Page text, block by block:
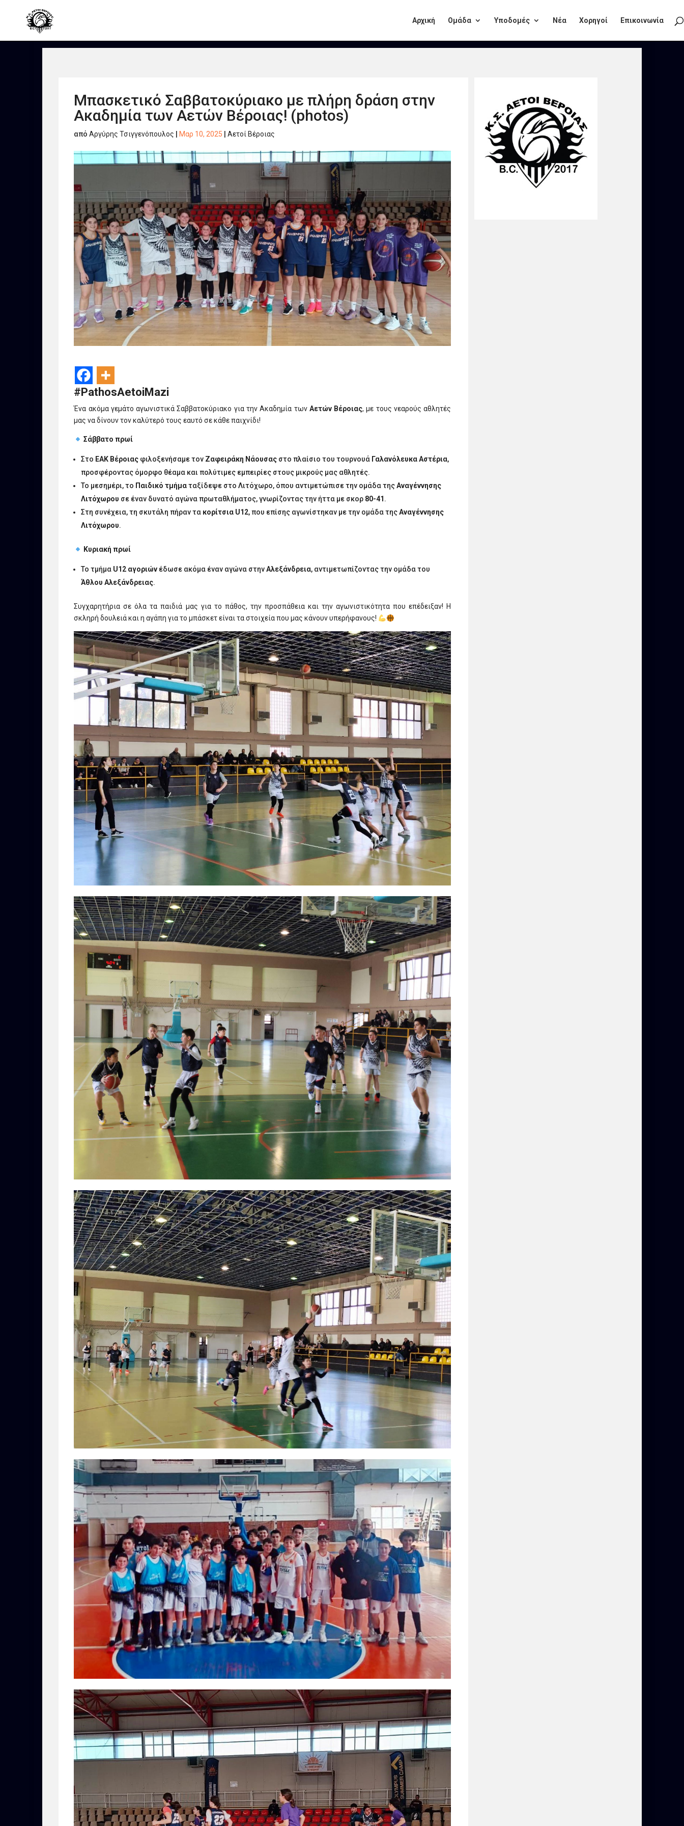
Αρχική Ομάδα Υποδομές Νέα Χορηγοί Επικοινωνία
Μπασκετικό Σαββατοκύριακο με πλήρη δράση στην
Ακαδημία των Αετών Βέροιας! (photos)
απόΑργύρης Τσιγγενόπουλος Μαρ 10, 2025 |Αετοί Βέροιας
#PathosAetoiMazi
Ένα ακόμα γεμάτο αγωνιστικά Σαββατοκύριακο για την Ακαδημία των Αετών Βέροιας, με τους νεαρούς αθλητές
μας να δίνουν τον καλύτερό τους εαυτό σε κάθε παιχνίδι!
Σάββατο πρωί
Στο ΕΑΚ Βέροιας φιλοξενήσαμε τον Ζαφειράκη Νάουσας στο πλαίσιο του τουρνουά Γαλανόλευκα Αστέρια,
προσφέροντας όμορφο θέαμα και πολύτιμες εμπειρίες στους μικρούς μας αθλητές.
Το μεσημέρι, το Παιδικό τμήματαξίδεψε στο Λιτόχωρο, όπου αντιμετώπισε την ομάδα τηςΑναγέννησης
Λιτόχωρου σε έναν δυνατό αγώνα πρωταθλήματος, γνωρίζοντας την ήττα με σκορ 80-41.
Στη συνέχεια, τη σκυτάλη πήραν τα κορίτσια U12, που επίσης αγωνίστηκαν με την ομάδα τηςΑναγέννησης
Λιτόχωρου.
Κυριακή πρωί
Το τμήμα U12 αγοριών έδωσε ακόμα έναν αγώνα στηνΑλεξάνδρεια, αντιμετωπίζοντας την ομάδα του
Άθλου Αλεξάνδρειας.
Συγχαρητήρια σε όλα τα παιδιά μας για το πάθος, την προσπάθεια και την αγωνιστικότητα που επέδειξαν! Η
σκληρή δουλειά και η αγάπη για το μπάσκετ είναι τα στοιχεία που μας κάνουν υπερήφανους!